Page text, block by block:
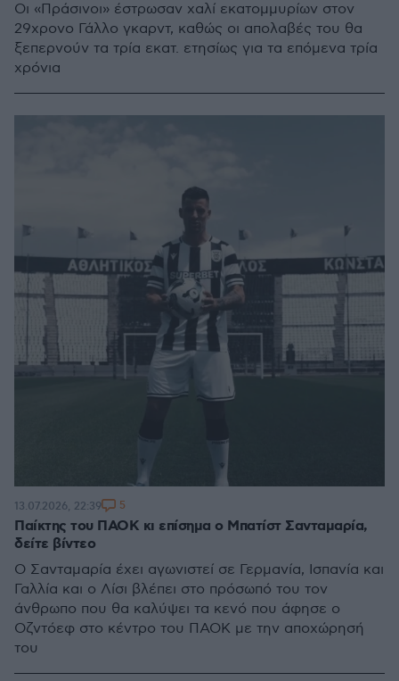
Οι «Πράσινοι» έστρωσαν χαλί εκατομμυρίων στον
29χρονο Γάλλο γκαρντ, καθώς οι απολαβές του θα
ξεπερνούν τα τρία εκατ. ετησίως για τα επόμενα τρία
χρόνια
Παίκτης του ΠΑΟΚ κι επίσημα ο Μπατίστ Σανταμαρία,
δείτε βίντεο
Ο Σανταμαρία έχει αγωνιστεί σε Γερμανία, Ισπανία και
Γαλλία και ο Λίσι βλέπει στο πρόσωπό του τον
άνθρωπο που θα καλύψει τα κενό που άφησε ο
Οζντόεφ στο κέντρο του ΠΑΟΚ με την αποχώρησή
του
13.07.2026, 22:39 5